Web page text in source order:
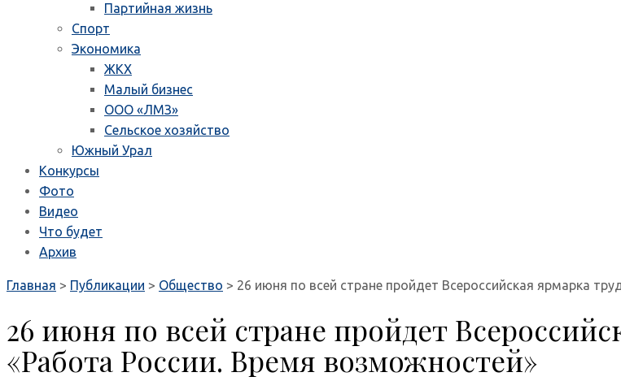
Партийная жизнь
Спорт
Экономика
ЖКХ
Малый бизнес
ООО «ЛМЗ»
Сельское хозяйство
Южный Урал
Конкурсы
Фото
Видео
Что будет
Архив
Главная > Публикации > Общество > 26 июня по всей стране пройдет Всероссийская ярмарка
26 июня по всей стране пройдет
«Работа России. Время возможностей»